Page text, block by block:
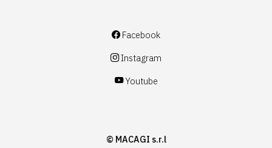
Facebook
Instagram
Youtube
© MACAGI s.r.l